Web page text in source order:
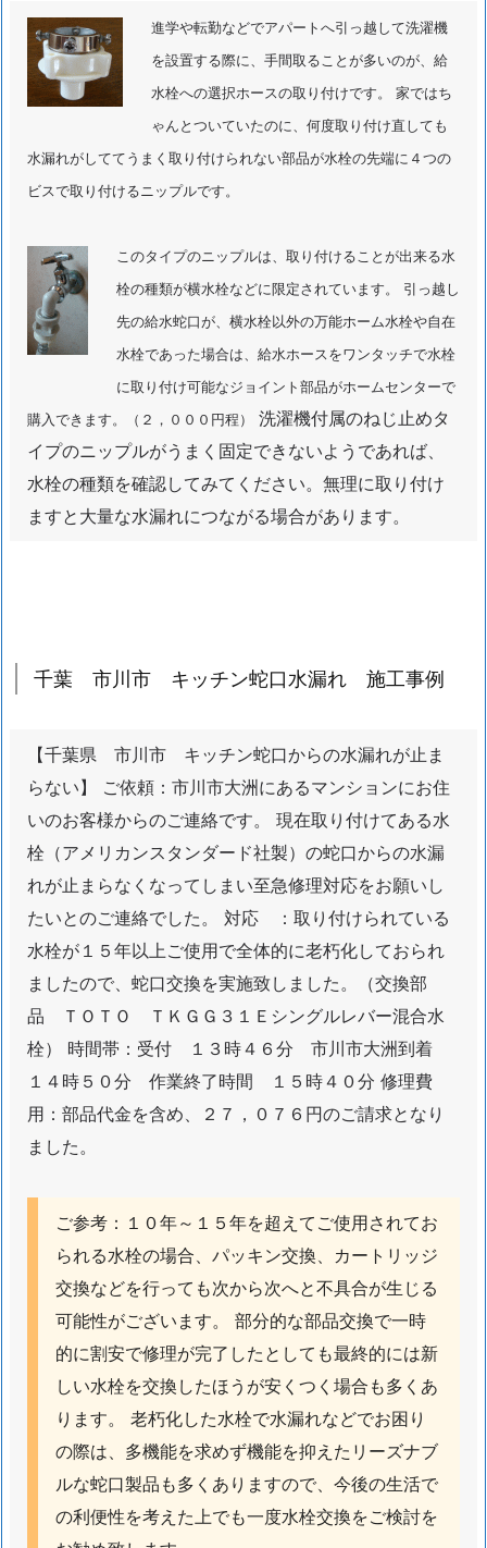
川
市
洗
面
ポ
ッ
ッ
プ
修
理
事
7.
市
レ
ト
ラ
ル
施
工
事
例
1.
7.
市
川
市
田
ト
イ
レ
タ
ン
ら
水
が
進学や転勤などでアパートへ引っ越して洗濯機
を設置する際に、手間取ることが多いのが、給
水栓への選択ホースの取り付けです。 家ではち
ゃんとついていたのに、何度取り付け直しても
水漏れがしててうまく取り付けられない部品が水栓の先端に４つの
ビスで取り付けるニップルです。
このタイプのニップルは、取り付けることが出来る水
栓の種類が横水栓などに限定されています。 引っ越し
先の給水蛇口が、横水栓以外の万能ホーム水栓や自在
水栓であった場合は、給水ホースをワンタッチで水栓
に取り付け可能なジョイント部品がホームセンターで
購入できます。（２，０００円程）
洗濯機付属のねじ止めタ
イプのニップルがうまく固定できないようであれば、
水栓の種類を確認してみてください。無理に取り付け
ますと大量な水漏れにつながる場合があります。
千葉 市川市 キッチン蛇口水漏れ 施工事例
【千葉県 市川市 キッチン蛇口からの水漏れが止ま
らない】 ご依頼：市川市大洲にあるマンションにお住
いのお客様からのご連絡です。 現在取り付けてある水
栓（アメリカンスタンダード社製）の蛇口からの水漏
れが止まらなくなってしまい至急修理対応をお願いし
たいとのご連絡でした。 対応 ：取り付けられている
水栓が１５年以上ご使用で全体的に老朽化しておられ
ましたので、蛇口交換を実施致しました。（交換部
品 ＴＯＴＯ ＴＫＧＧ３１Ｅシングルレバー混合水
栓） 時間帯：受付 １３時４６分 市川市大洲到着
１４時５０分 作業終了時間 １５時４０分 修理費
用：部品代金を含め、２７，０７６円のご請求となり
ました。
ご参考：１０年～１５年を超えてご使用されてお
られる水栓の場合、パッキン交換、カートリッジ
交換などを行っても次から次へと不具合が生じる
可能性がございます。 部分的な部品交換で一時
的に割安で修理が完了したとしても最終的には新
しい水栓を交換したほうが安くつく場合も多くあ
ります。 老朽化した水栓で水漏れなどでお困り
の際は、多機能を求めず機能を抑えたリーズナブ
ルな蛇口製品も多くありますので、今後の生活で
の利便性を考えた上でも一度水栓交換をご検討を